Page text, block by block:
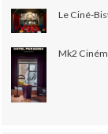
Le Ciné-
Mk2